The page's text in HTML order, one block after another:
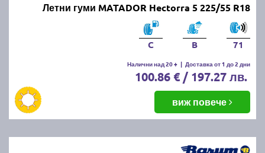
Летни гуми MATADOR Hectorra 5 225/55 R18
C B 71
Налични над 20 + | Доставка от 1 до 2 дни
100.86 € / 197.27 лв.
виж повече